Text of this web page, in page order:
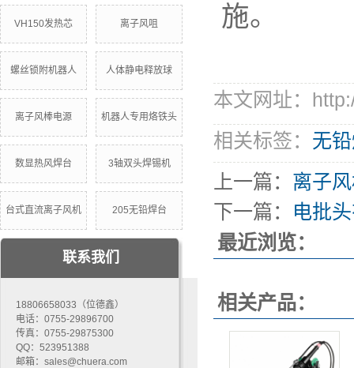
VH150发热芯 离子风咀
螺丝锁附机器人 人体静电释放球
离子风棒电源 机器人专用烙铁头
数显热风焊台 3轴双头焊锡机
台式直流离子风机 205无铅焊台
联系我们
18806658033（位德鑫）
电话：0755-29896700
传真：0755-29875300
QQ：523951388
邮箱：sales@chuera.com
施。
本文网址：
相关标签： 无
上一篇： 离子
下一篇：
电批
最近浏览：
相关产品：